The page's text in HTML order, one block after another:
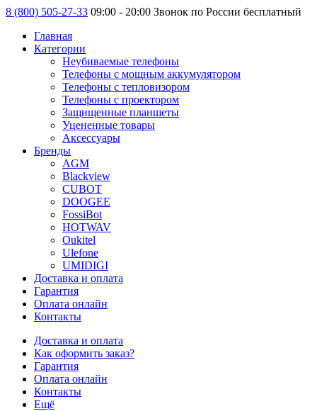
8 (800) 505-27-33 09:00 - 20:00 Звонок по России бесплатный
Главная
Категории
Неубиваемые телефоны
Телефоны с мощным аккумулятором
Телефоны с тепловизором
Телефоны с проектором
Защищенные планшеты
Уцененные товары
Аксессуары
Бренды
AGM
Blackview
CUBOT
DOOGEE
FossiBot
HOTWAV
Oukitel
Ulefone
UMIDIGI
Доставка и оплата
Гарантия
Оплата онлайн
Контакты
Доставка и оплата
Как оформить заказ?
Гарантия
Оплата онлайн
Контакты
Ещё